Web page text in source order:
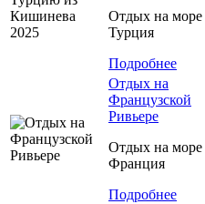
Отдых на море
Турция
Подробнее
Отдых на
Французской
Ривьере
Отдых на море
Франция
Подробнее